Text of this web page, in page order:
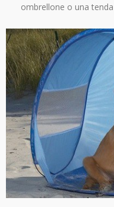
ombrellone o una